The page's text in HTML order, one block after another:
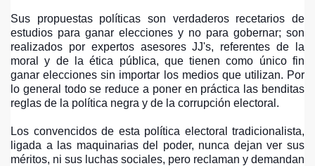
Sus propuestas políticas son verdaderos recetarios de
estudios para ganar elecciones y no para gobernar; son
realizados por expertos asesores JJ's, referentes de la
moral y de la ética pública, que tienen como único fin
ganar elecciones sin importar los medios que utilizan. Por
lo general todo se reduce a poner en práctica las benditas
reglas de la política negra y de la corrupción electoral.
Los convencidos de esta política electoral tradicionalista,
ligada a las maquinarias del poder, nunca dejan ver sus
méritos, ni sus luchas sociales, pero reclaman y demandan
DE FUNZA
ELEGIR BIEN POR EL POLO 3 AL CONCEJO DE
VOTOS AL POLO DEMOCRATICO ALTERNATIVO
DE UNA NUEVA ALTERNATIVA POLITICA